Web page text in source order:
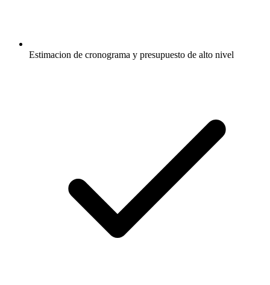
Estimacion de cronograma y presupuesto de alto nivel